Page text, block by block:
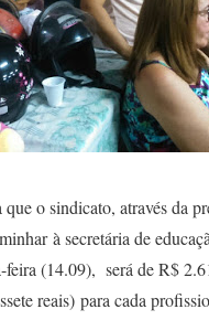
o sindicato, através da
à secretária de
feira (14.09), será de R$
reais) para cada